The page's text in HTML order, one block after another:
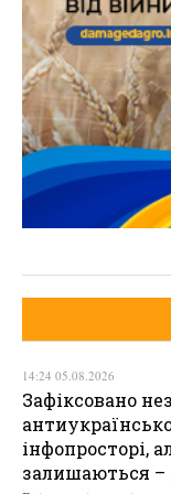
14:24 05.08.2026
Зафіксовано
інфопросторі,
залишаються –